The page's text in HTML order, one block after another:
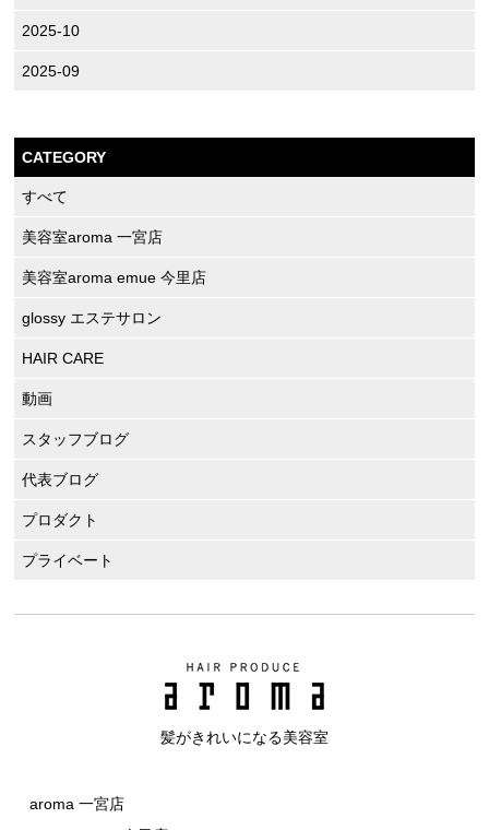
2025-10
2025-09
CATEGORY
すべて
美容室aroma 一宮店
美容室aroma emue 今里店
glossy エステサロン
HAIR CARE
動画
スタッフブログ
代表ブログ
プロダクト
プライベート
髪がきれいになる美容室
aroma 一宮店